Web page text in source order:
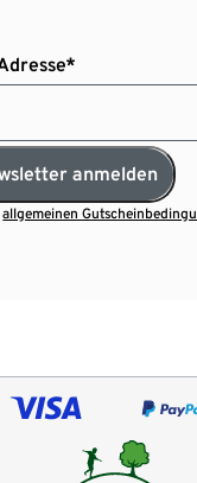
anmelden
allgemeinen